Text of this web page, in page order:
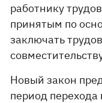
работнику
принятым по
заключать
Новый закон
период